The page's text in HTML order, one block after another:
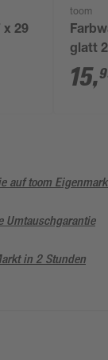
x 29
toom
glatt
15,
auf toom
Umtauschgarantie
in 2 Stunden